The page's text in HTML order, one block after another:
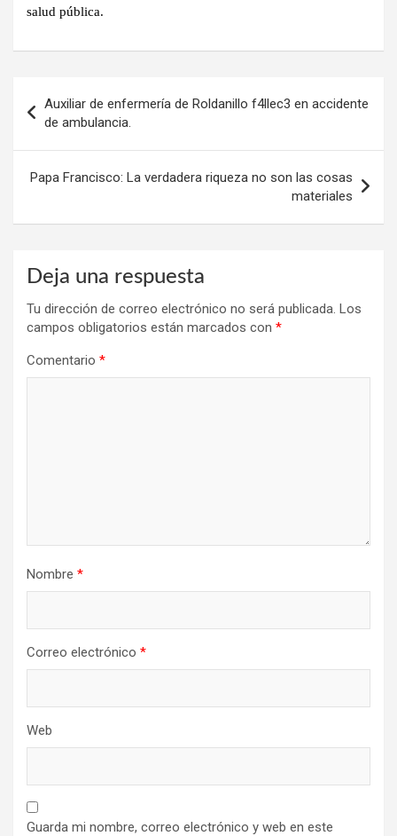
salud pública.
de
entradas
Auxiliar de enfermería de Roldanillo f4llec3 en accidente
de ambulancia.
Papa Francisco: La verdadera riqueza no son las cosas
materiales
Deja una respuesta
Tu dirección de correo electrónico no será publicada. Los
campos obligatorios están marcados con *
Comentario *
Nombre *
Correo electrónico *
Web
Guarda mi nombre, correo electrónico y web en este